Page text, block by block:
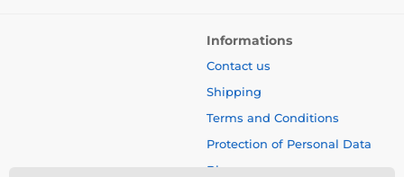
Informations
Contact us
Shipping
Terms and Conditions
Protection of Personal Data
Blog